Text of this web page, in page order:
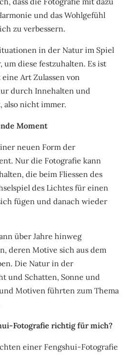
und das Wohlgefühl
zu verbessern.
in der Natur im Spiel
um diese festzuhalten. Es ist
Art Zulassen von
durch Innehalten und
also nicht immer.
Moment
neuen Form der
Nur die Fotografie kann
die beim Fliessen des
des Lichtes für einen
fügen und danach wieder
über Jahre hinweg
deren Motive sich aus dem
Die Natur in der
und Schatten, Sonne und
Motiven führten zum Thema
Fotografie richtig für mich?
einer Fengshui-Fotografie